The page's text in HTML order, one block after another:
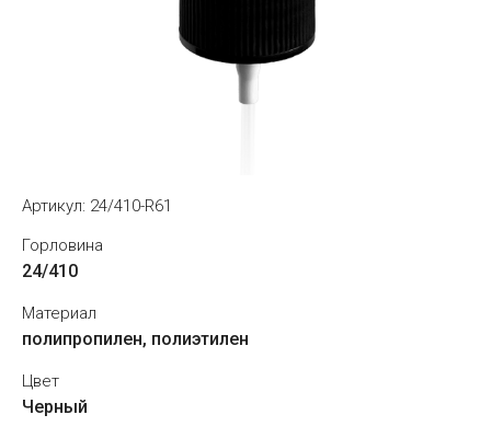
Артикул: 24/410-R61
Горловина
24/410
Материал
полипропилен, полиэтилен
Цвет
Черный